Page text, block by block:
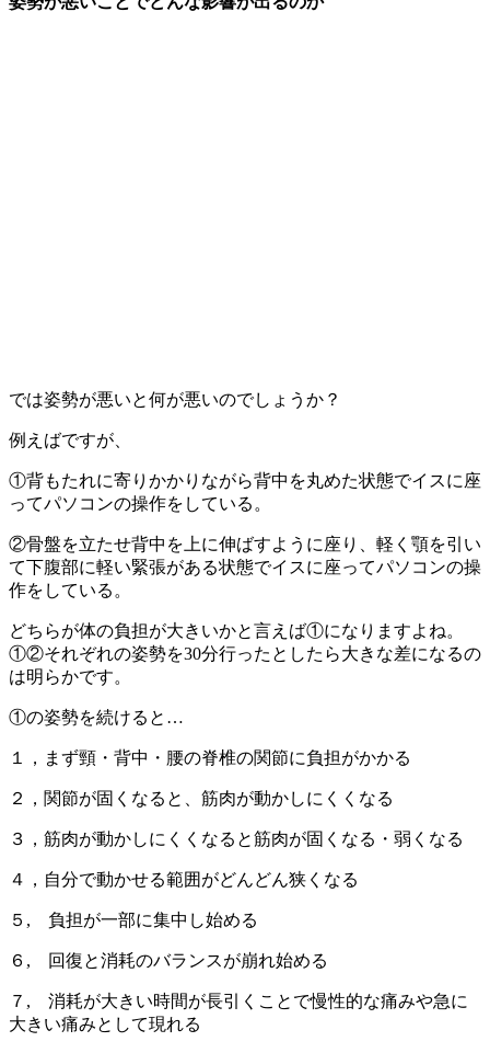
では姿勢が悪いと何が悪いのでしょうか？
例えばですが、
①背もたれに寄りかかりながら背中を丸めた状態でイスに座
ってパソコンの操作をしている。
②骨盤を立たせ背中を上に伸ばすように座り、軽く顎を引い
て下腹部に軽い緊張がある状態でイスに座ってパソコンの操
作をしている。
どちらが体の負担が大きいかと言えば①になりますよね。
①②それぞれの姿勢を30分行ったとしたら大きな差になるの
は明らかです。
①の姿勢を続けると…
１，まず頸・背中・腰の脊椎の関節に負担がかかる
２，関節が固くなると、筋肉が動かしにくくなる
３，筋肉が動かしにくくなると筋肉が固くなる・弱くなる
４，自分で動かせる範囲がどんどん狭くなる
５, 負担が一部に集中し始める
６, 回復と消耗のバランスが崩れ始める
７, 消耗が大きい時間が長引くことで慢性的な痛みや急に
大きい痛みとして現れる